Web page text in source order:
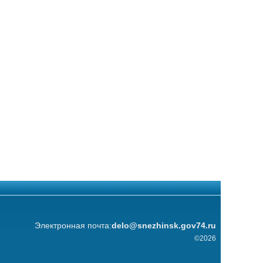
Электронная почта:delo@snezhinsk.gov74.ru
©2026